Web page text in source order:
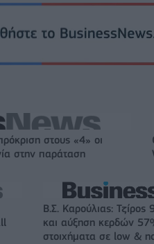
στους «4» οι
στην παράταση
Β.Σ. Καρούλιας: Τζίρος
και αύξηση κερδών
στοιχήματα σε low &